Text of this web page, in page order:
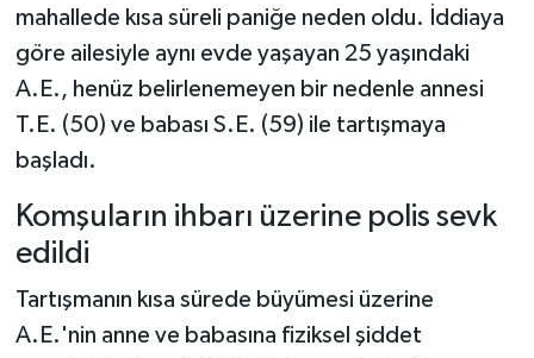
mahallede kısa süreli paniğe neden oldu. İddiaya
göre ailesiyle aynı evde yaşayan 25 yaşındaki
A.E., henüz belirlenemeyen bir nedenle annesi
T.E. (50) ve babası S.E. (59) ile tartışmaya
başladı.
Komşuların ihbarı üzerine polis sevk
edildi
Tartışmanın kısa sürede büyümesi üzerine
A.E.'nin anne ve babasına fiziksel şiddet